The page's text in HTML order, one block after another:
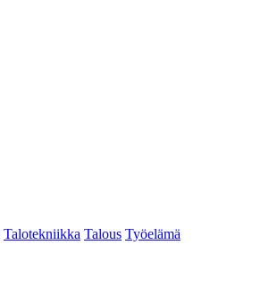
Talotekniikka Talous Työelämä